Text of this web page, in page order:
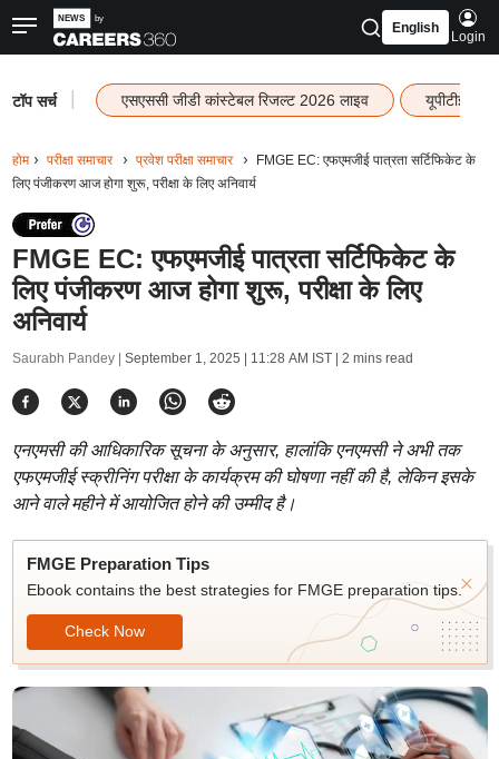
English
Login
टॉप सर्च एसएससी जीडी कांस्टेबल रिजल्ट 2026 लाइव यूपीटीईटी
होम परीक्षा समाचार प्रवेश परीक्षा समाचार
FMGE EC: एफएमजीई पात्रता सर्टिफिकेट के
लिए पंजीकरण आज होगा शुरू, परीक्षा के लिए अनिवार्य
FMGE EC: एफएमजीई पात्रता सर्टिफिकेट के
लिए पंजीकरण आज होगा शुरू, परीक्षा के लिए
अनिवार्य
Saurabh Pandey | September 1, 2025 | 11:28 AM IST| 2 mins read
एनएमसी की आधिकारिक सूचना के अनुसार, हालांकि एनएमसी ने अभी तक
एफएमजीई स्क्रीनिंग परीक्षा के कार्यक्रम की घोषणा नहीं की है, लेकिन इसके
आने वाले महीने में आयोजित होने की उम्मीद है।
FMGE Preparation Tips
Ebook contains the best strategies for FMGE preparation tips.
Check Now